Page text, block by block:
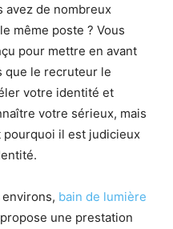
avez de nombreux
même poste ? Vous
pour mettre en avant
que le recruteur le
votre identité et
votre sérieux, mais
pourquoi il est judicieux
bain de lumière
une prestation